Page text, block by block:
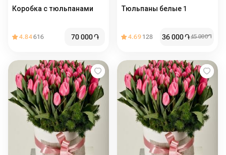
Коробка с тюльпанами
4.84616 70 000֏
Тюльпаны белые 1
4.69 128 36 000֏45 000֏